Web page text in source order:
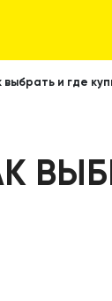
выбрать и где